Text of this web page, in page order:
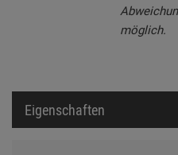
möglich.
Eigenschaften